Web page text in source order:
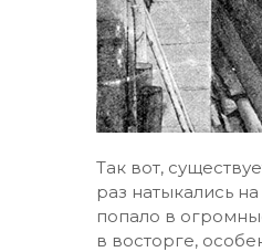
Так вот,
раз натыкались
попало в
в восторге,